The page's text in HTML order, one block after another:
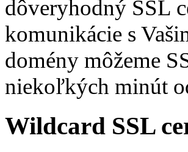
dôveryhodný SSL
komunikácie s
domény môžeme
niekoľkých minút
Wildcard SSL